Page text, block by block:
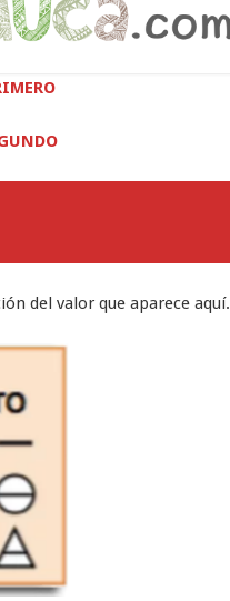
del valor que aparece aquí.